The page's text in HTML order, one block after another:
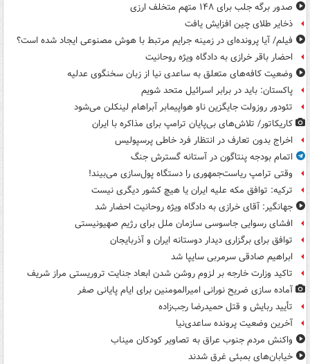
صدور برگه جلب برای ۱۴۸ متهم متخلف ارزی
ذخایر طلای چین افزایش یافت
فیلم/ آیا پرونده‌ای در زمینه جرایم مرتبط با هوش مصنوعی ایجاد شده است؟
احضار باقر خرازی به دادگاه ویژه روحانیت
وضعیت کافه‌های متعلق به ساعدی نیا از زبان سخنگوی عدلیه
پاکستان: باید در برابر اسرائیل متحد شویم
تئودور روزولت جایگزین ناو هواپیمابر آبراهام لینکلن می‌شود
کاریکاتور/ تلاش‌های بی‌پایان ترامپ برای مذاکره با ایران
اخراج بدون تعارف در انتظار فرد خاطی پرسپولیس
اتمام بودجه پنتاگون در آستانه گسترش جنگ
وقتی ترامپ ریاست‌جمهوری را دستگاه پول‌سازی می‌بیند!
ترکیه: توافق مکه علیه ایران یا هیچ کشور دیگری نیست
جهانگیر: آقای خرازی به دادگاه ویژه روحانیت احضار شد
افشای رسوایی جاسوسی سازمان ملل برای رژیم صهیونیستی
توافق برای برگزاری دیدار دوستانه ایران و آذربایجان
ابراهیم صادقی سرمربی سایپا شد
تاکید وزارت خارجه بر لزوم روشن شدن ابعاد جنایت تروریستی مراز شریف
آماده سازی ضریح نورانی امیرالمومنین برای ایام پایانی صفر
تأیید ربایش و قتل حمیدرضا رجب‌زاده
آخرین وضعیت پرونده ساعدی‌نیا
واکنش مردم جنوب عراق به تصاویر کودکان میناب
خیابان‌های بمبئی غرق شدند